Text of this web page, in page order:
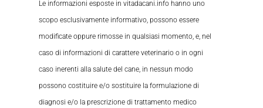
Le informazioni esposte in vitadacani.info hanno uno
scopo esclusivamente informativo, possono essere
modificate oppure rimosse in qualsiasi momento, e, nel
caso di informazioni di carattere veterinario o in ogni
caso inerenti alla salute del cane, in nessun modo
possono costituire e/o sostituire la formulazione di
diagnosi e/o la prescrizione di trattamento medico